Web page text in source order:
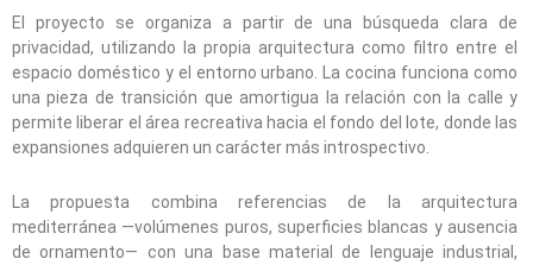
El proyecto se organiza a partir de una búsqueda clara de
privacidad, utilizando la propia arquitectura como filtro entre el
espacio doméstico y el entorno urbano. La cocina funciona como
una pieza de transición que amortigua la relación con la calle y
permite liberar el área recreativa hacia el fondo del lote, donde las
expansiones adquieren un carácter más introspectivo.
La propuesta combina referencias de la arquitectura
mediterránea —volúmenes puros, superficies blancas y ausencia
de ornamento— con una base material de lenguaje industrial,